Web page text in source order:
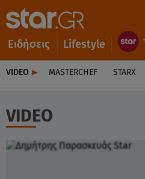
Ειδήσεις Lifestyle
VIDEO MASTERCHEF STARX
VIDEO